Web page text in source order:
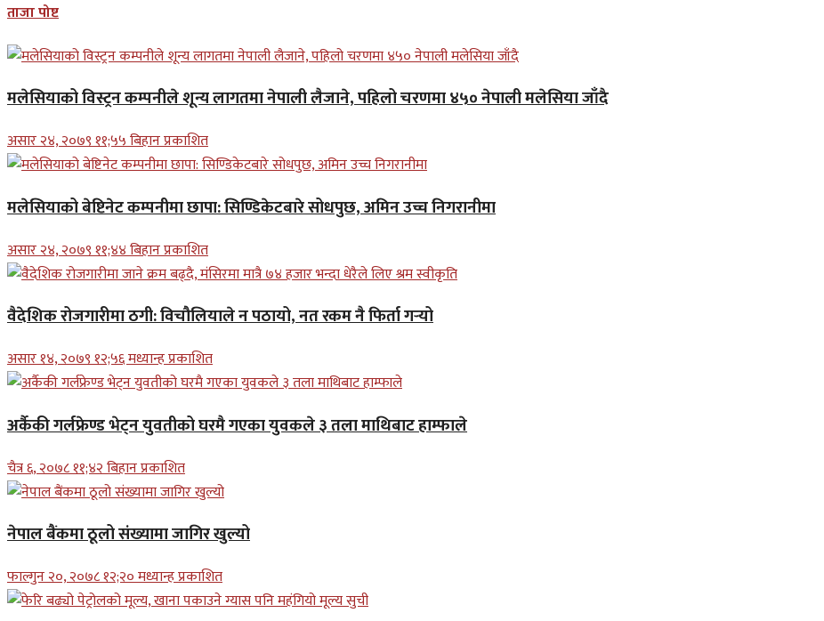
ताजा पोष्ट
मलेसियाको विस्ट्रन कम्पनीले शून्य लागतमा नेपाली लैजाने, पहिलो चरणमा ४५० नेपाली मलेसिया जाँदै
असार २४, २०७९ ११;५५ बिहान प्रकाशित
मलेसियाको बेष्टिनेट कम्पनीमा छापा: सिण्डिकेटबारे सोधपुछ, अमिन उच्च निगरानीमा
असार २४, २०७९ ११;४४ बिहान प्रकाशित
वैदेशिक रोजगारीमा ठगी: विचौलियाले न पठायो, नत रकम नै फिर्ता गर्‍यो
असार १४, २०७९ १२;५६ मध्यान्ह प्रकाशित
अर्कैकी गर्लफ्रेण्ड भेट्न युवतीको घरमै गएका युवकले ३ तला माथिबाट हाम्फाले
चैत्र ६, २०७८ ११;४२ बिहान प्रकाशित
नेपाल बैंकमा ठूलो संख्यामा जागिर खुल्यो
फाल्गुन २०, २०७८ १२;२० मध्यान्ह प्रकाशित